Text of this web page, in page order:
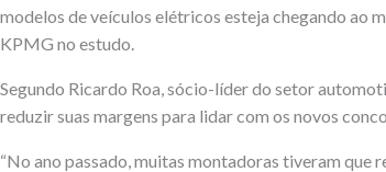
modelos de veículos elétricos esteja chegando ao
KPMG no estudo.
Segundo Ricardo Roa, sócio-líder do setor
reduzir suas margens para lidar com os novos
“No ano passado, muitas montadoras tiveram que